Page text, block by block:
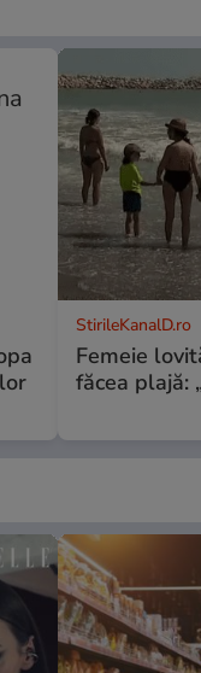
StirileKanalD.ro
Femeie
făcea plajă: